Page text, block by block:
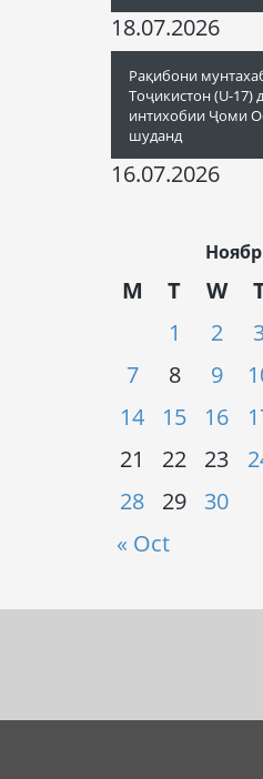
18.07.2026
Рақибони
Тоҷикистон (U-17)
интихобии Ҷоми
шуданд
16.07.2026
M T W
« Oct
1 2
7
8 9
14
15 16
21
22 23
28
29 30